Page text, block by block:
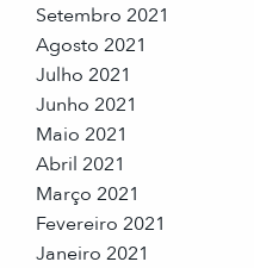
Setembro 2021
Agosto 2021
Julho 2021
Junho 2021
Maio 2021
Abril 2021
Março 2021
Fevereiro 2021
Janeiro 2021